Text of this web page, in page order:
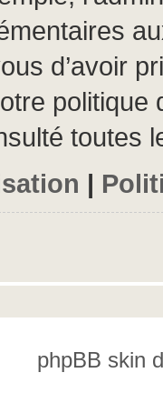
d’avoir
toutes
|
phpBB skin